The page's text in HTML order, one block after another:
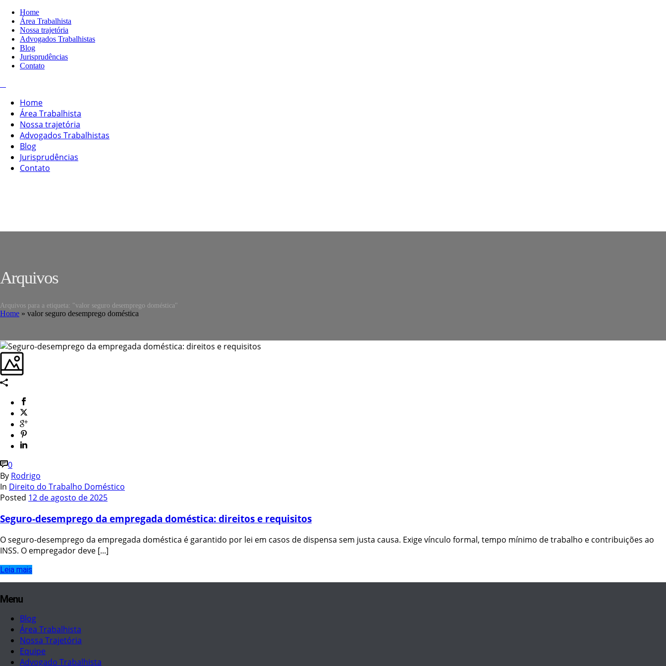
Home
Área Trabalhista
Nossa trajetória
Advogados Trabalhistas
Blog
Jurisprudências
Contato
Home
Área Trabalhista
Nossa trajetória
Advogados Trabalhistas
Blog
Jurisprudências
Contato
Arquivos
Arquivos para a etiqueta: "valor seguro desemprego doméstica"
Home » valor seguro desemprego doméstica
0
By Rodrigo
In Direito do Trabalho Doméstico
Posted 12 de agosto de 2025
Seguro-desemprego da empregada doméstica: direitos e requisitos
O seguro-desemprego da empregada doméstica é garantido por lei em casos de dispensa sem justa causa. Exige vínculo formal, tempo mínimo de trabalho e contribuições ao
INSS. O empregador deve [...]
Leia mais
Menu
Blog
Área Trabalhista
Nossa Trajetória
Equipe
Advogado Trabalhista